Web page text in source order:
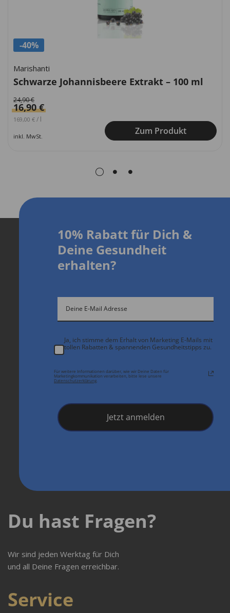
-40%
Marishanti
Schwarze Johannisbeere Extrakt – 100 ml
24,90€
16,90€
Ursprünglicher Preis war: 249,00 €
169,00 €Aktueller Preis ist: 169,00 €.
/ l
inkl. MwSt. Zum Produkt
Du hast Fragen?
Wir sind jeden Werktag für Dich
und all Deine Fragen erreichbar.
Service
10% Rabatt für Dich &
Deine Gesundheit
erhalten?
Ja, ich stimme dem Erhalt von Marketing E-Mails mit
tollen Rabatten & spannenden Gesundheitstipps zu.
Für weitere Informationen darüber, wie wir Deine Daten für
Marketingkommunikation verarbeiten, bitte lese unsere
Datenschutzerklärung
Jetzt anmelden